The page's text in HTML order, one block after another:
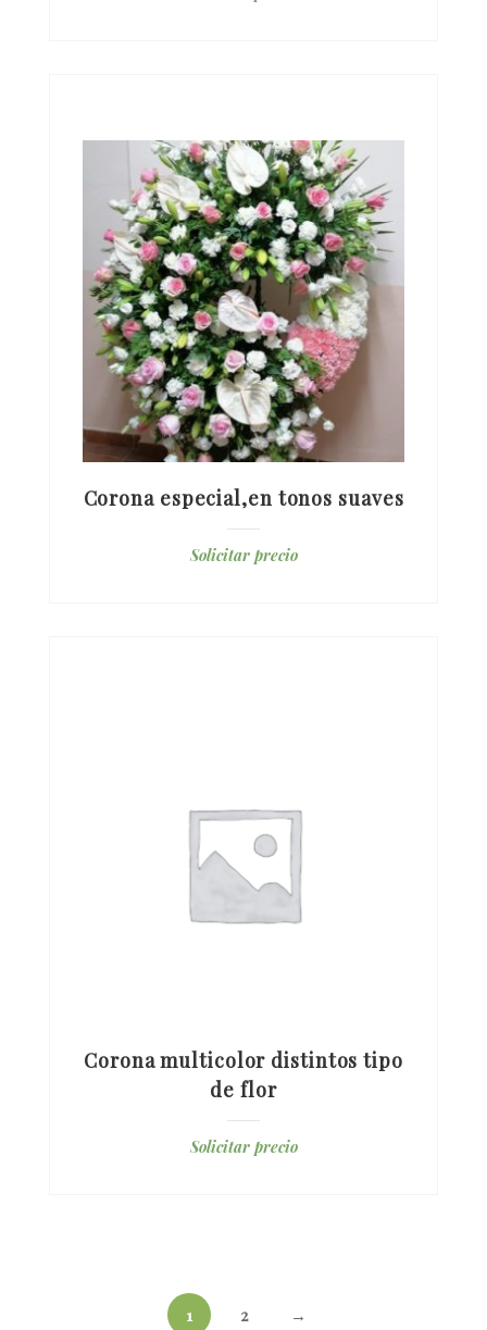
Corona especial,en tonos suaves
Solicitar precio
Corona multicolor distintos tipo
de flor
Solicitar precio
1 2 →